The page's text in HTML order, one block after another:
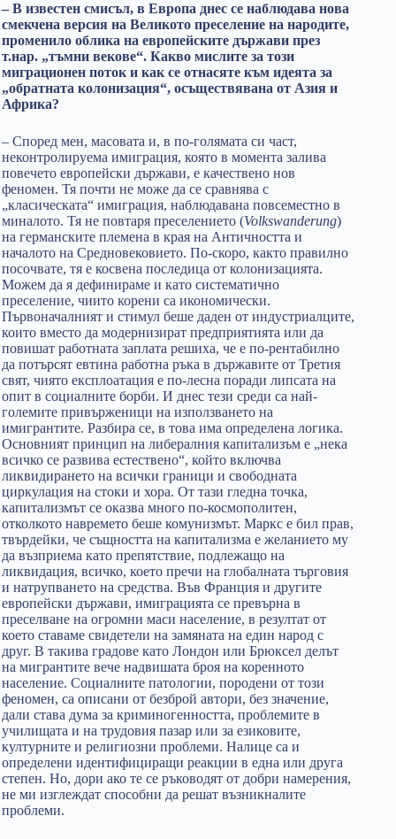
– В известен смисъл, в Европа днес се наблюдава нова
смекчена версия на Великото преселение на народите,
променило облика на европейските държави през
т.нар. „тъмни векове“. Какво мислите за този
миграционен поток и как се отнасяте към идеята за
„обратната колонизация“, осъществявана от Азия и
Африка?
– Според мен, масовата и, в по-голямата си част,
неконтролируема имиграция, която в момента залива
повечето европейски държави, е качествено нов
феномен. Тя почти не може да се сравнява с
„класическата“ имиграция, наблюдавана повсеместно в
миналото. Тя не повтаря преселението (Volkswanderung)
на германските племена в края на Античността и
началото на Средновековието. По-скоро, както правилно
посочвате, тя е косвена последица от колонизацията.
Можем да я дефинираме и като систематично
преселение, чиито корени са икономически.
Първоначалният и стимул беше даден от индустриалците,
които вместо да модернизират предприятията или да
повишат работната заплата решиха, че е по-рентабилно
да потърсят евтина работна ръка в държавите от Третия
свят, чиято експлоатация е по-лесна поради липсата на
опит в социалните борби. И днес тези среди са най-
големите привърженици на използването на
имигрантите. Разбира се, в това има определена логика.
Основният принцип на либералния капитализъм е „нека
всичко се развива естествено“, който включва
ликвидирането на всички граници и свободната
циркулация на стоки и хора. От тази гледна точка,
капитализмът се оказва много по-космополитен,
отколкото навремето беше комунизмът. Маркс е бил прав,
твърдейки, че същността на капитализма е желанието му
да възприема като препятствие, подлежащо на
ликвидация, всичко, което пречи на глобалната търговия
и натрупването на средства. Във Франция и другите
европейски държави, имиграцията се превърна в
преселване на огромни маси население, в резултат от
което ставаме свидетели на замяната на един народ с
друг. В такива градове като Лондон или Брюксел делът
на мигрантите вече надвишата броя на коренното
население. Социалните патологии, породени от този
феномен, са описани от безброй автори, без значение,
дали става дума за криминогенността, проблемите в
училищата и на трудовия пазар или за езиковите,
културните и религиозни проблеми. Налице са и
определени идентифициращи реакции в една или друга
степен. Но, дори ако те се ръководят от добри намерения,
не ми изглеждат способни да решат възникналите
проблеми.